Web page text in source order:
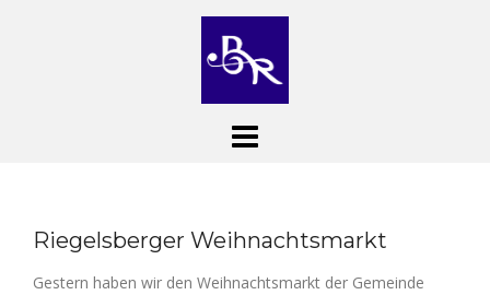
Riegelsberger Weihnachtsmarkt
Gestern haben wir den Weihnachtsmarkt der Gemeinde